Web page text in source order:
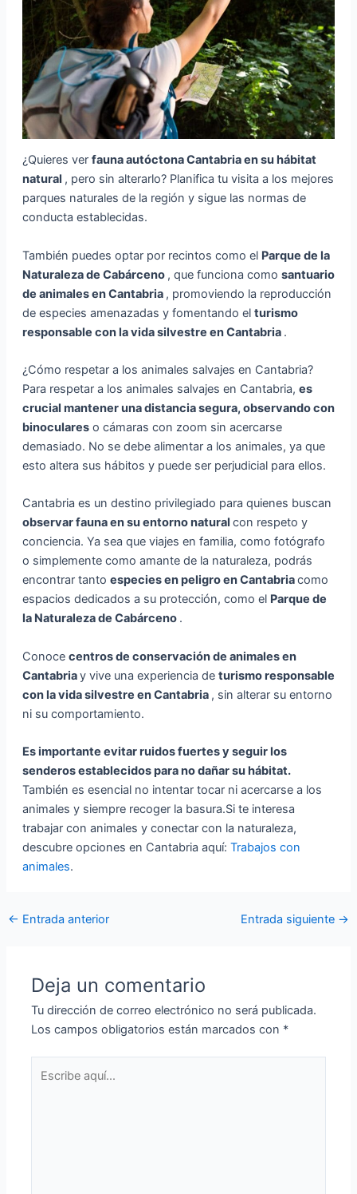
¿Quieres ver fauna autóctona Cantabria en su hábitat
natural , pero sin alterarlo? Planifica tu visita a los mejores
parques naturales de la región y sigue las normas de
conducta establecidas.
También puedes optar por recintos como el Parque de la
Naturaleza de Cabárceno , que funciona como santuario
de animales en Cantabria , promoviendo la reproducción
de especies amenazadas y fomentando el turismo
responsable con la vida silvestre en Cantabria .
¿Cómo respetar a los animales salvajes en Cantabria?
Para respetar a los animales salvajes en Cantabria, es
crucial mantener una distancia segura, observando con
binoculareso cámaras con zoom sin acercarse
demasiado. No se debe alimentar a los animales, ya que
esto altera sus hábitos y puede ser perjudicial para ellos.
Cantabria es un destino privilegiado para quienes buscan
observar fauna en su entorno natural con respeto y
conciencia. Ya sea que viajes en familia, como fotógrafo
o simplemente como amante de la naturaleza, podrás
encontrar tanto especies en peligro en Cantabriacomo
espacios dedicados a su protección, como el Parque de
la Naturaleza de Cabárceno .
Conoce centros de conservación de animales en
Cantabriay vive una experiencia de turismo responsable
con la vida silvestre en Cantabria , sin alterar su entorno
ni su comportamiento.
Es importante evitar ruidos fuertes y seguir los
senderos establecidos para no dañar su hábitat.
También es esencial no intentar tocar ni acercarse a los
animales y siempre recoger la basura.Si te interesa
trabajar con animales y conectar con la naturaleza,
descubre opciones en Cantabria aquí: Trabajos con
animales.
← Entrada anterior Entrada siguiente →
Deja un comentario
Tu dirección de correo electrónico no será publicada.
Los campos obligatorios están marcados con *
aquí...